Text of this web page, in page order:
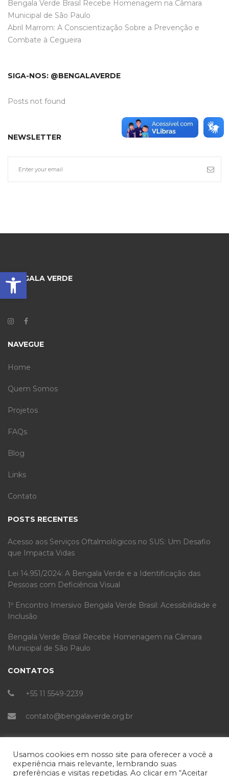
Barra de Ferramentas Aberta
Bengala Verde Brasil Recebe Homenagem na Câmara
Municipal de São Paulo
Abril Marrom: A Conscientização Sobre a Prevenção e
Combate à Cegueira
SIGA-NOS: @BENGALAVERDE
Posts not found
NEWSLETTER
BENGALA VERDE
NAVEGUE
Home
Quem Somos
Projetos
FAQs
Blog
Links
Contato
POSTS RECENTES
Acesso aos Serviços Oftalmológicos no SUS: Um Desafio
que Impacta Vidas
Lei 14.951/2024: A Bengala Verde e a Identificação das
Pessoas com Deficiência Visual
1º Encontro Imersivo Bengala Verde Brasil: Acessibilidade e
Inclusão
Bengala Verde Brasil Recebe Homenagem na Câmara
Municipal de São Paulo
CONTATOS
+55 11 5549-2239
contato@bengalaverde.org.br
Usamos cookies em nosso site para oferecer a você a
experiência mais relevante, lembrando suas
preferências e visitas repetidas. Ao clicar em “Aceitar